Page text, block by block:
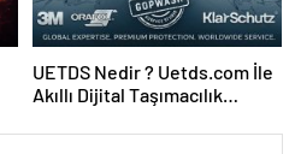
UETDS Nedir ? Uetds.com İle
Akıllı Dijital Taşımacılık